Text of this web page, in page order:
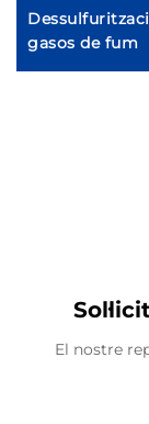
gasos de fum
El nostre